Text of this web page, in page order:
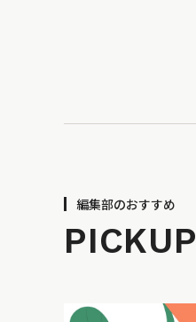
編集部のおすすめ
PICKUP